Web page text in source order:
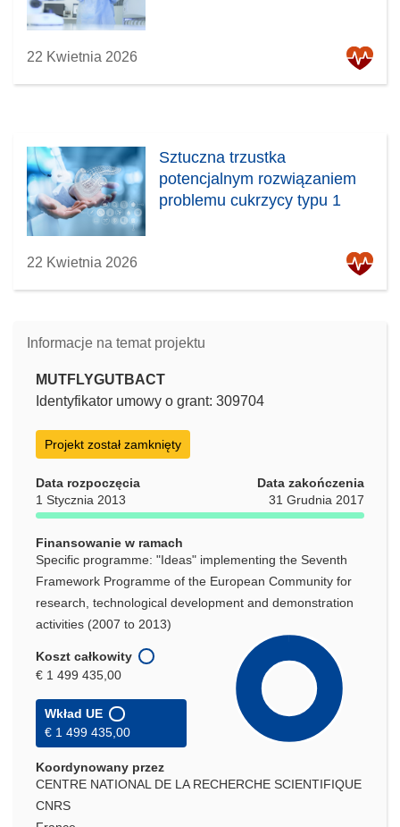
22 Kwietnia 2026
Sztuczna trzustka
potencjalnym rozwiązaniem
problemu cukrzycy typu 1
22 Kwietnia 2026
Informacje na temat projektu
MUTFLYGUTBACT
Identyfikator umowy o grant: 309704
Projekt został zamknięty
Data rozpoczęcia
1 Stycznia 2013
Data zakończenia
31 Grudnia 2017
Finansowanie w ramach
Specific programme: "Ideas" implementing the Seventh
Framework Programme of the European Community for
research, technological development and demonstration
activities (2007 to 2013)
Koszt całkowity
€ 1 499 435,00
Wkład UE
€ 1 499 435,00
Koordynowany przez
CENTRE NATIONAL DE LA RECHERCHE SCIENTIFIQUE
CNRS